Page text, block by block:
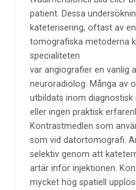
patient. Dessa
kateterisering, oftast av
tomografiska metoderna
specialiteten
var angiografier en vanlig
neuroradiolog. Många av
utbildats inom
eller ingen praktisk
Kontrastmedlen som
som vid datortomografi.
selektiv genom att
artär inför injektionen.
mycket hög spatiell